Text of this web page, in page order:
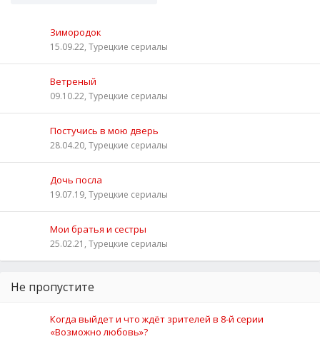
Зимородок
15.09.22, Турецкие сериалы
Ветреный
09.10.22, Турецкие сериалы
Постучись в мою дверь
28.04.20, Турецкие сериалы
Дочь посла
19.07.19, Турецкие сериалы
Мои братья и сестры
25.02.21, Турецкие сериалы
Не пропустите
Когда выйдет и что ждёт зрителей в 8-й серии
«Возможно любовь»?